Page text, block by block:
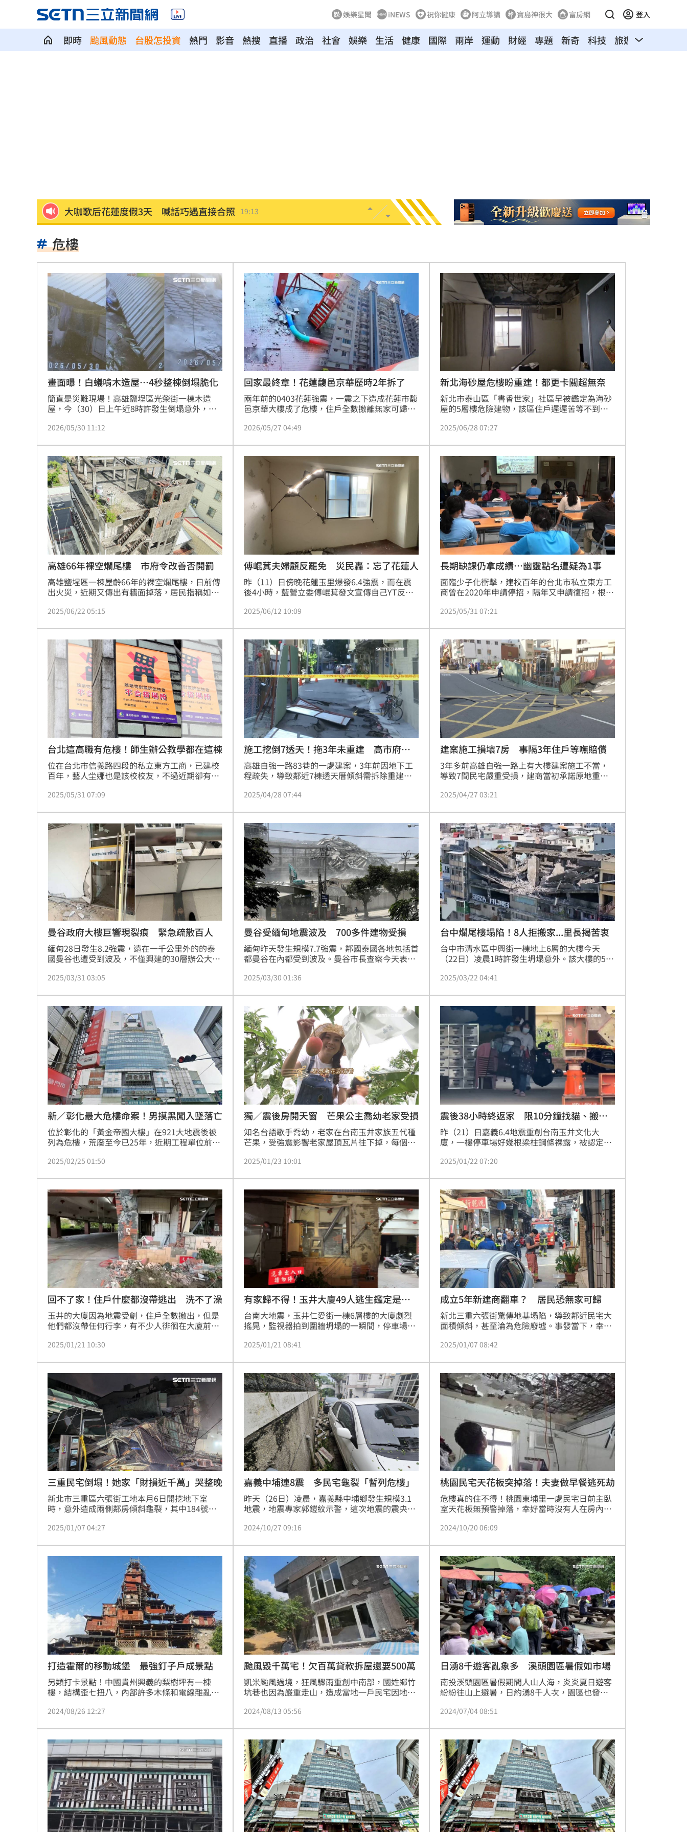
娛樂星聞 iNEWS 祝你健康 阿立導讀 寶島神很大 富房網 登入
即時 颱風動態 台股怎投資 熱門 影音 熱搜 直播 政治 社會 娛樂 生活 健康 國際 兩岸 運動 財經 專題 新奇 科技 旅遊 汽車
大咖歌后花蓮度假3天 喊話巧遇直接合照 19:13
新濠建設單日狂掃5點 風佑築豪取8連勝 18:51
震後徒手搬瓦礫救人 委國舉重名將摘雙金 18:43
魯冰花原唱隔13年開唱 台下驚見一票大咖 18:40
長野安曇野暴雨釀土石流 390住宿客受困 18:37
白海豚轉輕颱！最快「今夜脫離暴風圈」
獨／曝YT暫停更3週 南珉貞：不是因為錢 18:34
李李仁慶祝父親節！合體大尾油土伯網看傻 18:33
小孩不願繫安全帶！全機乘客慘滯留一晚 18:32
傳與女員工婚外情助升遷 FIFA主席回應了 18:31
台灣高中生超神！這賽事拿下1金2銀2銅 18:27
二伯衣印哈哈鄙卑 專家：別穿去日本被笑 18:27
向中國洩半導體機密 前SK海力士員工慘了 18:25
台灣彩券開獎直播中 20:31
LIVE三立+24小時直播 15:27
三立iNEWS新聞台線上直播
台彩父親節推新刮刮樂千萬頭獎超「爸」氣 12:00
「拍片人的多重宇宙」職涯論壇9/12登場！ 10:30
8國球員齊聚高雄 Formosa 7s掀足球熱潮 10:00
理想混蛋號召粉絲跨海追星吃美食！ 18:15
危樓
畫面曝！白蟻啃木造屋…4秒整棟倒塌脆化
簡直是災難現場！高雄鹽埕區光榮街一棟木造
屋，今（30）日上午近8時許發生倒塌意外，巨
礫阻擋，所幸無人傷亡。據悉，木造屋已經30年
局初步調查，疑似連日降雨，導致建築物結構劣
化，部分構件及屋體發生坍塌。監視器畫面曝
光，房屋夷為平地前後僅花4秒，若當時有人經
過，後果不堪設想。
2026/05/30 11:12
回家最終章！花蓮馥邑京華歷時2年拆了
兩年前的0403花蓮強震，一震之下造成花蓮市馥
邑京華大樓成了危樓，住戶全數撤離無家可歸。
舉辦動土典禮，正式開拆。不少住戶回到現場留
感覺」。
2026/05/27 04:49
新北海砂屋危樓盼重建！都更卡關超無奈
新北市泰山區「書香世家」社區早被鑑定為海砂
屋的5層樓危險建物，該區住戶遲遲苦等不到都
於經濟因素仍在海砂危樓內生活。整棟樓房隨處
狼狽的居住條件也讓住戶們相當擔憂，甚至也有
孩童坦言，害怕睡覺的時候發生房屋崩塌的情
形。
2025/06/28 07:27
高雄66年裸空爛尾樓 市府令改善否開罰
高雄鹽埕區一棟屋齡66年的裸空爛尾樓，日前傳
出火災，近期又傳出有牆面掉落，居民指稱如同
盼政府積極介入，保障市民安全。高雄市建管處
處6萬元罰鍰、得連續開罰。（陳韋帆）
2025/06/22 05:15
傅崐萁夫婦顧反罷免 災民轟：忘了花蓮人
昨（11）日傍晚花蓮玉里爆發6.4強震，而在震
後4小時，藍營立委傅崐萁發文宣傳自己YT反罷
援反罷，就被外界砲轟0403強震留下的危樓，一
了這群人。
2025/06/12 10:09
長期缺課仍拿成績…幽靈點名遭疑為1事
面臨少子化衝擊，建校百年的台北市私立東方工
商曾在2020年申請停招，隔年又申請復招，根據
了讓師生在危樓上課的爭議外，另名家長Ｂ小姐
冊上竟都是「全員到齊」，而缺課的學生在期末
都還能拿到成績，認為校方在學籍管理上出現大
漏洞。
2025/05/31 07:21
台北這高職有危樓！師生辦公教學都在這棟
位在台北市信義路四段的私立東方工商，已建校
百年，藝人坣娜也是該校校友，不過近期卻有該
年前就因耐震結構不合格，被北市府都發局列為
讓師生持續在該樓內辦公、教學，而校方現還祭
出多項學雜費全免、獎學金方案招生，為了師生
安全，呼籲教育局應好好監督。
2025/05/31 07:09
施工挖倒7透天！拖3年未重建 高市府回
應
高雄自強一路83巷的一處建案，3年前因地下工
程疏失，導致鄰近7棟透天厝傾斜需拆除重建。
訴建商施工進度停擺，和解協議形同虛設，怒嗆
什麼？」
2025/04/28 07:44
建案施工損壞7房 事隔3年住戶等嘸賠償
3年多前高雄自強一路上有大樓建案施工不當，
導致7間民宅嚴重受損，建商當初承諾原地重
重建！而原本的建設公司已經把基地轉賣，讓災
出來，到底何時能重回家園遙遙無期！
2025/04/27 03:21
曼谷政府大樓巨響現裂痕 緊急疏散百人
緬甸28日發生8.2強震，遠在一千公里外的的泰
國曼谷也遭受到波及，不僅興建的30層辦公大樓
痕，已有上百棟被列為「危樓」。今（31）日上
散了100多位民眾及公務人員，目前建築物已封
閉等待調查。
2025/03/31 03:05
曼谷受緬甸地震波及 700多件建物受損
緬甸昨天發生規模7.7強震，鄰國泰國各地包括首
都曼谷在內都受到波及。曼谷市長查察今天表
2025/03/30 01:36
台中爛尾樓塌陷！8人拒搬家...里長揭苦衷
台中市清水區中興街一棟地上6層的大樓今天
（22日）凌晨1時許發生坍塌意外。該大樓的5、
亡。受到影響的13戶共35位居民被緊急疏散，市
往旅館安置，1戶1人依親安置，其餘3戶8人選擇
返回原屋。
2025/03/22 04:41
新／彰化最大危樓命案！男摸黑闖入墜落亡
位於彰化的「黃金帝國大樓」在921大地震後被
列為危樓，荒廢至今已25年，近期工程單位前往
月起將陸續拆除公有宿舍及建築主體。沒想到昨
樓，隨後便從大樓後側墜落，當場頭顱破裂、臟
器外露，警消人員獲報到場時發現男子已明顯死
亡，後續報請檢方相驗遺體，進一步釐清死因及
案情。
2025/02/25 01:50
獨／震後房開天窗 芒果公主喬幼老家受損
知名台語歌手喬幼，老家在台南玉井家族五代種
芒果，受強震影響老家屋頂瓦片往下掉，每個房
位，被貼上紅單。喬幼說事發當時人在外地，看
人都平安。
2025/01/23 10:01
震後38小時終返家 限10分鐘找貓、搬家
當
昨（21）日嘉義6.4地震重創台南玉井文化大
廈，一樓停車場好幾根梁柱鋼條裸露，被認定是
午2時半，終於短暫開放每戶10分鐘，讓住戶回
裡的貓咪，還有人把大型的存錢筒扛出來，但更
多人拿的是換洗衣物，出來紛紛感嘆，家中一片
狼藉，家園變色，不知何時能回家。
2025/01/22 07:20
回不了家！住戶什麼都沒帶逃出 洗不了澡
玉井的大廈因為地震受創，住戶全數撤出，但是
他們都沒帶任何行李，有不少人徘徊在大廈前
安置，不過因為是在公所二樓，恐怕沒辦法盥
2025/01/21 10:30
有家歸不得！玉井大廈49人逃生鑑定是危
樓
台南大地震，玉井仁愛街一棟6層樓的大廈劇烈
搖晃，監視器拍到圍牆坍塌的一瞬間，停車場機
木技師評估現在大廈4根柱子失去功能，已經貼
（22）日讓居民進屋拿東西，而要長期居住的
話，最少也要等半年！
2025/01/21 08:41
成立5年新建商翻車？ 居民恐無家可歸
新北三重六張街驚傳地基塌陷，導致鄰近民宅大
面積傾斜，甚至淪為危險廢墟。事發當下，幸好
多數居民來不及帶走家當，當地居民紛紛質疑建
2025/01/07 08:42
三重民宅倒塌！她家「財損近千萬」哭整晚
新北市三重區六張街工地本月6日開挖地下室
時，意外造成兩側鄰房傾斜龜裂，其中184號公
變成危樓無法進入。對此，有居民痛心表示，本
向建商「我一定會要你們付出代價。」
2025/01/07 04:27
嘉義中埔連8震 多民宅龜裂「暫列危樓」
昨天（26日）凌晨，嘉義縣中埔鄉發生規模3.1
地震，地震專家郭鎧紋示警，這次地震的震央與
想到今天（27日）下午中埔鄉短短1個多小時，
裂，被暫列危樓，還好沒有傳出人員傷亡。
2024/10/27 09:16
桃園民宅天花板突掉落！夫妻做早餐逃死劫
危樓真的住不得！桃園東埔里一處民宅日前主臥
室天花板無預警掉落，幸好當時沒有人在房內，
並聯繫市府協助處理，經專業技師鑑定已列危險
2024/10/20 06:09
打造霍爾的移動城堡 最強釘子戶成景點
另類打卡景點！中國貴州興義的梨樹坪有一棟
樓，結構歪七扭八，內部許多木條和電線雜亂交
拼湊的玩具屋，更被網友稱為「霍爾的移動城
2024/08/26 12:27
颱風毀千萬宅！欠百萬貸款拆屋還要500萬
凱米颱風過境，狂風驟雨重創中南部，國姓鄉竹
坑巷也因為嚴重走山，造成當地一戶民宅因地基
被迫撤離。據了解，受害屋主4年多前才花1000
定是危樓，得自費500萬強制拆除，屋主一家人
根本無力負擔。對此，南投縣長許淑華表示，將
會媒合民間團體協助拆除經費。
2024/08/13 05:56
日湧8千遊客亂象多 溪頭園區暑假如市場
南投溪頭園區暑假期間人山人海，炎炎夏日遊客
紛紛往山上避暑，日約湧8千人次，園區也發現
拉起封鎖線，竟然還有民眾擅闖穿梭其中拍照，
2024/07/04 08:51